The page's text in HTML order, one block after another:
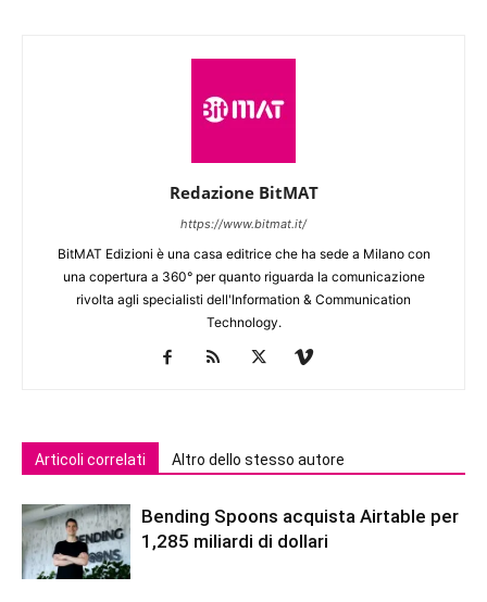
Redazione BitMAT
https://www.bitmat.it/
BitMAT Edizioni è una casa editrice che ha sede a Milano con
una copertura a 360° per quanto riguarda la comunicazione
rivolta agli specialisti dell'lnformation & Communication
Technology.
Articoli correlati Altro dello stesso autore
Bending Spoons acquista Airtable per
1,285 miliardi di dollari